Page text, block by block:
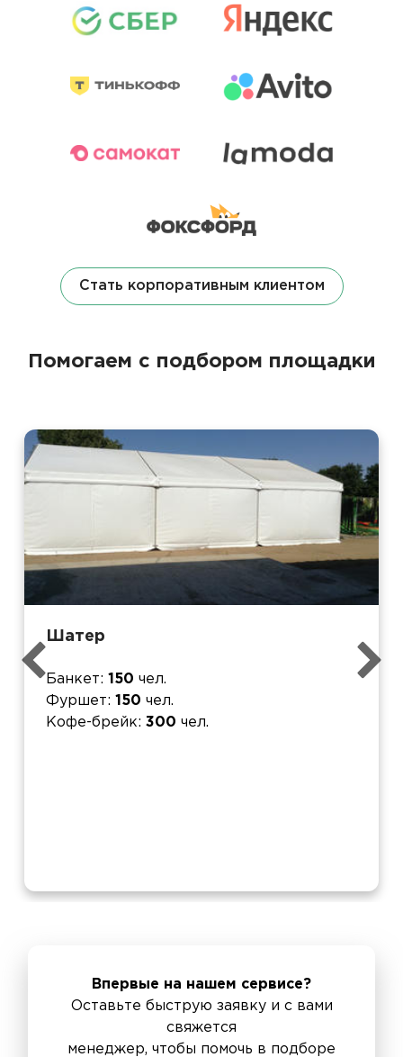
Стать корпоративным клиентом
Помогаем с подбором площадки
Шатер
Банкет 150 чел.
Фуршет
150 чел.
Кофе-брейк
300 чел.
Впервые на нашем сервисе?
Оставьте быструю заявку и с вами
свяжется
менеджер, чтобы помочь в подборе